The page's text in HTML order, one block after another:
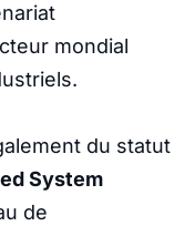
mondial
du statut
System
de